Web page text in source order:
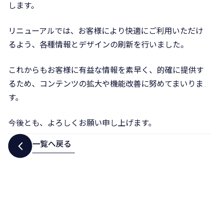
します。
リニューアルでは、お客様により快適にご利用いただけ
るよう、各種情報とデザインの刷新を行いました。
これからもお客様に有益な情報を素早く、的確に提供す
るため、コンテンツの拡大や機能改善に努めてまいりま
す。
今後とも、よろしくお願い申し上げます。
一覧へ戻る